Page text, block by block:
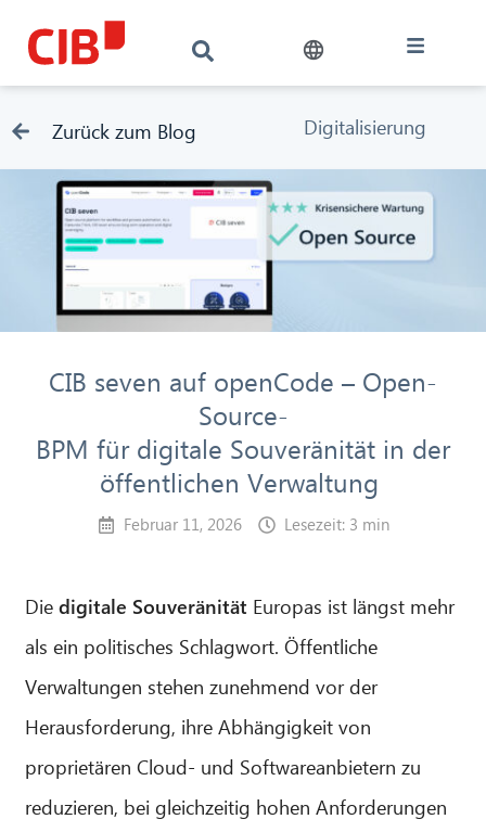
Zurück zum Blog Digitalisierung
CIB seven auf openCode – Open-
Source-
BPM für digitale Souveränität in der
öffentlichen Verwaltung
Februar 11, 2026 Lesezeit: 3 min
Diedigitale Souveränität Europas ist längst mehr
als ein politisches Schlagwort. Öffentliche
Verwaltungen stehen zunehmend vor der
Herausforderung, ihre Abhängigkeit von
proprietären Cloud- und Softwareanbietern zu
reduzieren, bei gleichzeitig hohen Anforderungen